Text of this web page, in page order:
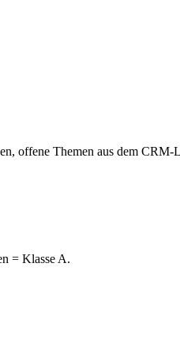
offene Themen aus dem CRM-
= Klasse A.